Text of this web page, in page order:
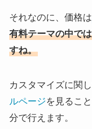
それなのに、価格は
有料テーマの中で
すね。
カスタマイズに関し
ルページを見るこ
分で行えます。